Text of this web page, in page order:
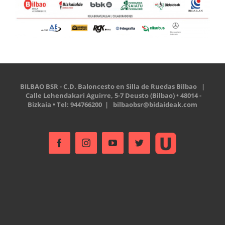
BILBAO BSR - C.D. Baloncesto en Silla de Ruedas Bilbao |
Calle Lehendakari Aguirre, 5-7 Deusto (Bilbao) • 48014 -
Bizkaia • Tel: 944766200 | bilbaobsr@bidaideak.com
FacebookInstagramYouTubeTwitter
Ustream